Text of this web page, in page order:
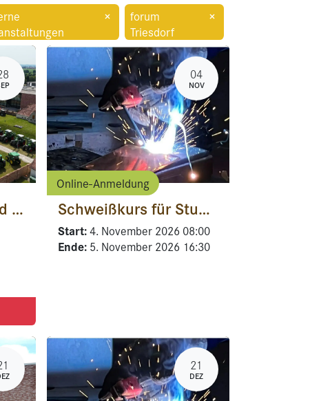
×
forum
Triesdorf
×
BiLa - Schlepper und Geräteanbau
04
NOV
Online-Anmeldung
Schweißkurs für Studierende
Start:4. November 2026 08:00
Ende: 5. November 2026 16:30
21
DEZ